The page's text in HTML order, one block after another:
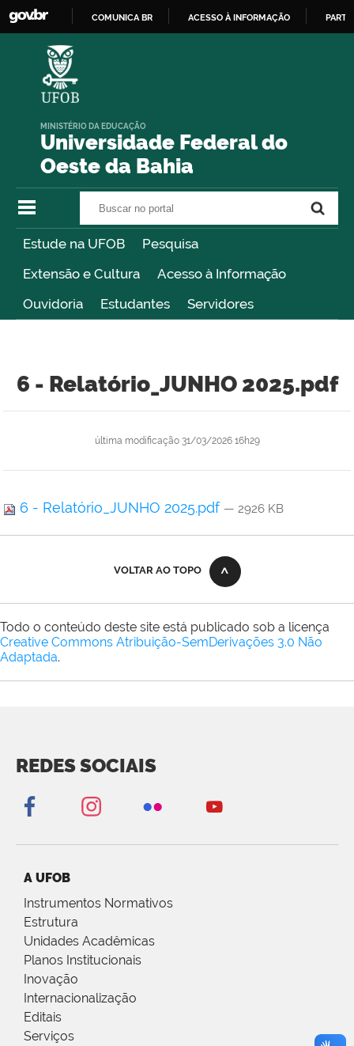
COMUNICA BR ACESSO À INFORMAÇÃO
Universidade Federal do
Oeste da Bahia
MINISTÉRIO DA EDUCAÇÃO
Estude na UFOB
Pesquisa
Extensão e Cultura
Acesso à Informação
Ouvidoria
Estudantes Servidores
6 - Relatório_JUNHO 2025.pdf
última modificação31/03/2026 16h29
6 - Relatório_JUNHO 2025.pdf — 2926 KB
VOLTAR AO TOPO
Todo o conteúdo deste site está publicado sob a licença
Creative Commons Atribuição-SemDerivações 3.0 Não
Adaptada.
REDES SOCIAIS
A UFOB
Instrumentos Normativos
Estrutura
Unidades Acadêmicas
Planos Institucionais
Inovação
Internacionalização
Editais
Serviços